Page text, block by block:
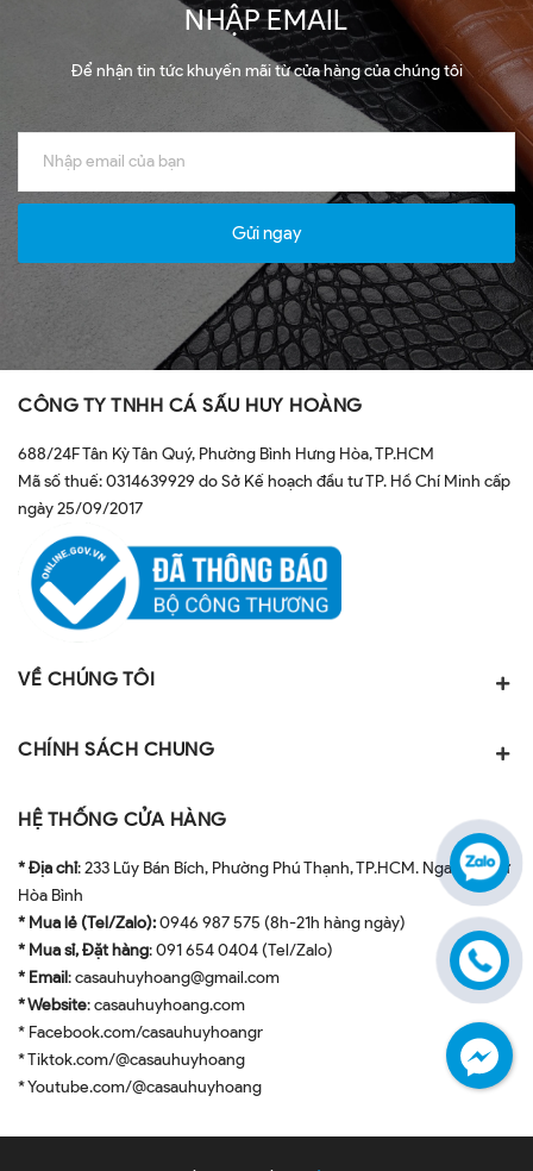
NHẬP EMAIL
Để nhận tin tức khuyến mãi từ cửa hàng của chúng tôi
Gửi ngay
CÔNG TY TNHH CÁ SẤU HUY HOÀNG
688/24F Tân Kỳ Tân Quý, Phường Bình Hưng Hòa, TP.HCM
Mã số thuế: 0314639929 do Sở Kế hoạch đầu tư TP. Hồ Chí Minh cấp
ngày 25/09/2017
VỀ CHÚNG TÔI
CHÍNH SÁCH CHUNG
HỆ THỐNG CỬA HÀNG
* Địa chỉ: 233 Lũy Bán Bích, Phường Phú Thạnh, TP.HCM. Ngay ngã tư
Hòa Bình
* Mua lẻ (Tel/Zalo):0946 987 575 (8h-21h hàng ngày)
* Mua sỉ, Đặt hàng: 091 654 0404 (Tel/Zalo)
* Email: casauhuyhoang@gmail.com
* Website: casauhuyhoang.com
* Facebook.com/casauhuyhoangr
* Tiktok.com/@casauhuyhoang
* Youtube.com/@casauhuyhoang